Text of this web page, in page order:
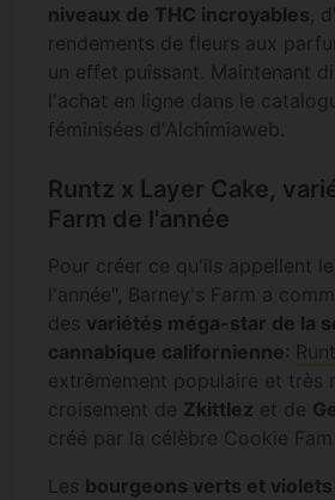
niveaux de THC incroyables ,
rendements de fleurs aux
un effet puissant. Maintenant
l'achat en ligne dans le
féminisées d'Alchimiaweb.
Runtz x Layer Cake,
Farm de l'année
Pour créer ce qu'ils appellent
l'année", Barney's Farm a
des variétés méga-star de la
cannabique californienne:
extrêmement populaire et très
croisement de Zkittlez et de
créé par la célèbre Cookie Fam
Les bourgeons verts et violets